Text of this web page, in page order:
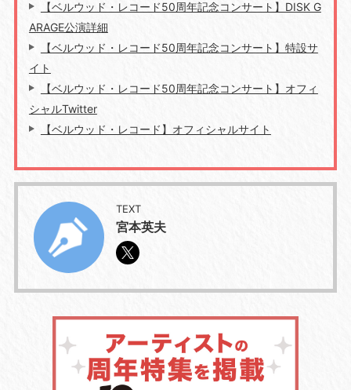
【ベルウッド・レコード50周年記念コンサート】DISK G
ARAGE公演詳細
【ベルウッド・レコード50周年記念コンサート】特設サ
イト
【ベルウッド・レコード50周年記念コンサート】オフィ
シャルTwitter
【ベルウッド・レコード】オフィシャルサイト
TEXT
宮本英夫